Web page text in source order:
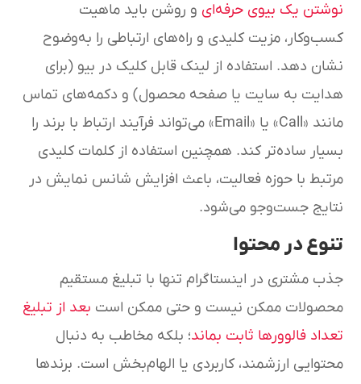
نوشتن یک بیوی حرفه‌ای و روشن باید ماهیت
کسب‌وکار، مزیت کلیدی و راه‌های ارتباطی را به‌وضوح
نشان دهد. استفاده از لینک قابل کلیک در بیو (برای
هدایت به سایت یا صفحه محصول) و دکمه‌های تماس
مانند «Call» یا «Email» می‌تواند فرآیند ارتباط با برند را
بسیار ساده‌تر کند. همچنین استفاده از کلمات کلیدی
مرتبط با حوزه فعالیت، باعث افزایش شانس نمایش در
نتایج جست‌وجو می‌شود.
تنوع در محتوا
جذب مشتری در اینستاگرام تنها با تبلیغ مستقیم
محصولات ممکن نیست و حتی ممکن است بعد از تبلیغ
تعداد فالوورها ثابت بماند؛ بلکه مخاطب به دنبال
محتوایی ارزشمند، کاربردی یا الهام‌بخش است. برندها